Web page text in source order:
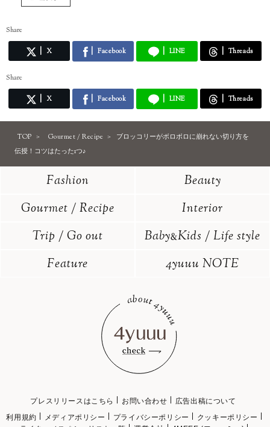
Share
X Facebook LINE Threads
Share
X Facebook LINE Threads
TOP Gourmet / Recipe
ブロッコリーがボロボロに崩れない切り方を
伝授！コツはたった1つ♪
Fashion
Beauty
Gourmet / Recipe
Interior
Trip / Go out
Baby&Kids / Life style
Feature
4yuuu NOTE
プレスリリースはこちら お問い合わせ
広告出稿について
利用規約
メディアポリシー プライバシーポリシー
クッキーポリシー